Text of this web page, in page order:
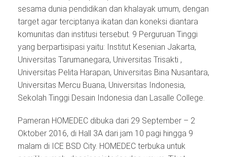
sesama dunia pendidikan dan khalayak umum, dengan
target agar terciptanya ikatan dan koneksi diantara
komunitas dan institusi tersebut. 9 Perguruan Tinggi
yang berpartisipasi yaitu: Institut Kesenian Jakarta,
Universitas Tarumanegara, Universitas Trisakti ,
Universitas Pelita Harapan, Universitas Bina Nusantara,
Universitas Mercu Buana, Universitas Indonesia,
Sekolah Tinggi Desain Indonesia dan Lasalle College.
Pameran HOMEDEC dibuka dari 29 September – 2
Oktober 2016, di Hall 3A dari jam 10 pagi hingga 9
malam di ICE BSD City. HOMEDEC terbuka untuk